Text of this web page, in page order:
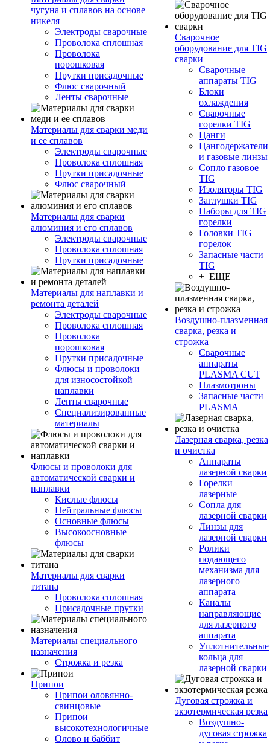
чугуна и сплавов на основе
никеля
Электроды сварочные
Проволока сплошная
Проволока
порошковая
Прутки присадочные
Флюс сварочный
Ленты сварочные
Материалы для сварки меди
и ее сплавов
Электроды сварочные
Проволока сплошная
Прутки присадочные
Флюс сварочный
Материалы для сварки
алюминия и его сплавов
Электроды сварочные
Проволока сплошная
Прутки присадочные
Материалы для наплавки и
ремонта деталей
Электроды сварочные
Проволока сплошная
Проволока
порошковая
Прутки присадочные
Флюсы и проволоки
для износостойкой
наплавки
Ленты сварочные
Специализированные
материалы
Флюсы и проволоки для
автоматической сварки и
наплавки
Кислые флюсы
Нейтральные флюсы
Основные флюсы
Высокоосновные
флюсы
Материалы для сварки
титана
Проволока сплошная
Присадочные прутки
Материалы специального
назначения
Строжка и резка
Припои
Припои оловянно-
свинцовые
Припои
высокотехнологичные
Олово и баббит
Сварочное
оборудование для TIG
сварки
Сварочные
аппараты TIG
Блоки
охлаждения
Сварочные
горелки TIG
Цанги
Цангодержатели
и газовые линзы
Сопло газовое
TIG
Изоляторы TIG
Заглушки TIG
Наборы для TIG
горелки
Головки TIG
горелок
Запасные части
TIG
+ ЕЩЕ
Воздушно-плазменная
сварка, резка и
строжка
Сварочные
аппараты
PLASMA CUT
Плазмотроны
Запасные части
PLASMA
Лазерная сварка, резка
и очистка
Аппараты
лазерной сварки
Горелки
лазерные
Сопла для
лазерной сварки
Линзы для
лазерной сварки
Ролики
подающего
механизма для
лазерного
аппарата
Каналы
направляющие
для лазерного
аппарата
Уплотнительные
кольца для
лазерной сварки
Дуговая строжка и
экзотермическая резка
Воздушно-
дуговая строжка